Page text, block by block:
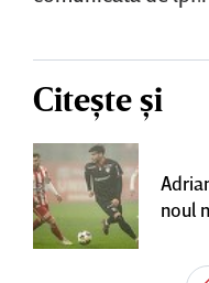
Citește și
noul